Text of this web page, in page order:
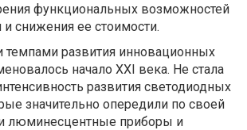
функциональных возможностей
снижения ее стоимости.
развития инновационных
начало XXI века. Не стала
развития светодиодных
значительно опередили по своей
люминесцентные приборы и